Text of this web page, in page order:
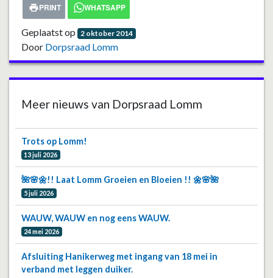
PRINT
WHATSAPP
Geplaatst op 2 oktober 2014
Door Dorpsraad Lomm
Meer nieuws van Dorpsraad Lomm
Trots op Lomm!
13 juli 2026
🌺🌸🌼!! Laat Lomm Groeien en Bloeien !! 🌼🌸🌺
5 juli 2026
WAUW, WAUW en nog eens WAUW.
24 mei 2026
Afsluiting Hanikerweg met ingang van 18 mei in
verband met leggen duiker.